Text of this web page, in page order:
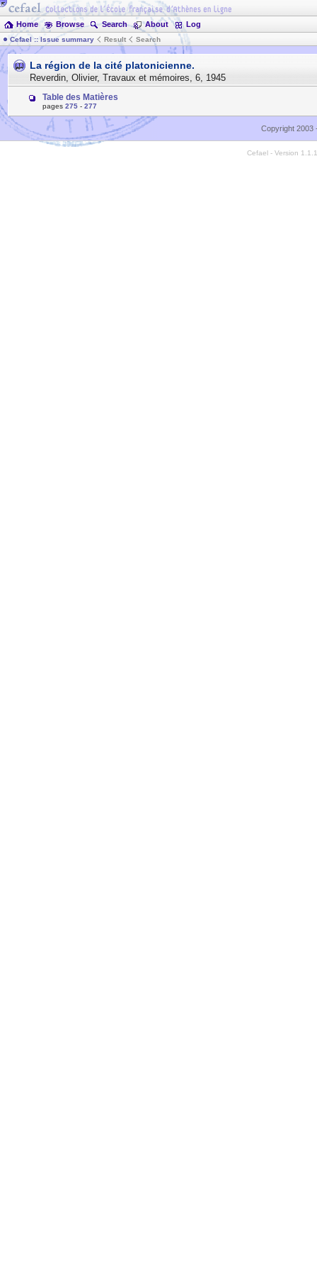
Home Browse Search About Log
Cefael :: Issue summary Result Search
La région de la cité platonicienne.
Reverdin, Olivier, Travaux et mémoires, 6, 1945
Table des Matières
pages 275 - 277
Copyright 2003
Cefael - Version